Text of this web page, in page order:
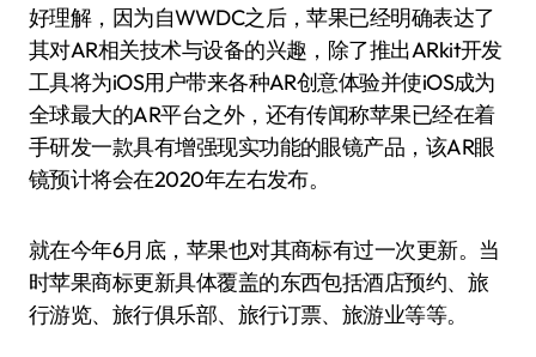
好理解，因为自WWDC之后，苹果已经明确表达了
其对AR相关技术与设备的兴趣，除了推出ARkit开发
工具将为iOS用户带来各种AR创意体验并使iOS成为
全球最大的AR平台之外，还有传闻称苹果已经在着
手研发一款具有增强现实功能的眼镜产品，该AR眼
镜预计将会在2020年左右发布。
就在今年6月底，苹果也对其商标有过一次更新。当
时苹果商标更新具体覆盖的东西包括酒店预约、旅
行游览、旅行俱乐部、旅行订票、旅游业等等。